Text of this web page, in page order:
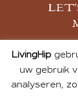
LivingHip
uw gebruik
analyseren,